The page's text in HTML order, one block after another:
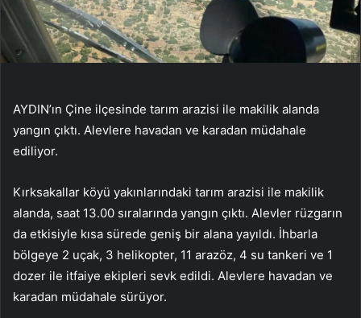
AYDIN’ın Çine ilçesinde tarım arazisi ile makilik alanda
yangın çıktı. Alevlere havadan ve karadan müdahale
ediliyor.
Kırksakallar köyü yakınlarındaki tarım arazisi ile makilik
alanda, saat 13.00 sıralarında yangın çıktı. Alevler rüzgarın
da etkisiyle kısa sürede geniş bir alana yayıldı. İhbarla
bölgeye 2 uçak, 3 helikopter, 11 arazöz, 4 su tankeri ve 1
dozer ile itfaiye ekipleri sevk edildi. Alevlere havadan ve
karadan müdahale sürüyor.